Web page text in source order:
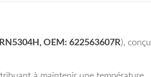
OEM: 622563607R), conçu